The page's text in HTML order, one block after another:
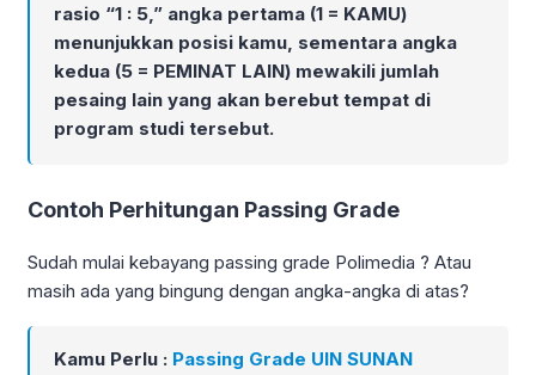
rasio “1 : 5,” angka pertama (1 = KAMU)
menunjukkan posisi kamu, sementara angka
kedua (5 = PEMINAT LAIN) mewakili jumlah
pesaing lain yang akan berebut tempat di
program studi tersebut.
Contoh Perhitungan Passing Grade
Sudah mulai kebayang passing grade Polimedia ? Atau
masih ada yang bingung dengan angka-angka di atas?
Kamu Perlu : Passing Grade UIN SUNAN